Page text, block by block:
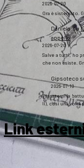
2026-07-20
Ora è sistemato.
Danielasu
appello
2026-07-20
Salve a tutti, ho
che non esiste.
Gipsoteco
2026-07-10
Passatemi la
lì), così una volta
Link